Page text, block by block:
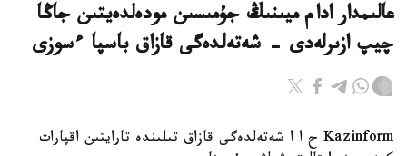
عالىمدار ادام ميىنىڭ جۇمىسىن مودەلدەيتىن جاڭا
چيپ ازىرلەدى - شەتەلدەگى قازاق باسپا ءسوزى
Kazinform ح ا ا شەتەلدەگى قازاق تىلىندە تارايتىن اقپارات